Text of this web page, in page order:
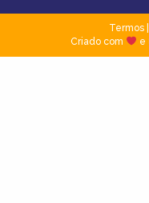
Termos|
Criado com
e